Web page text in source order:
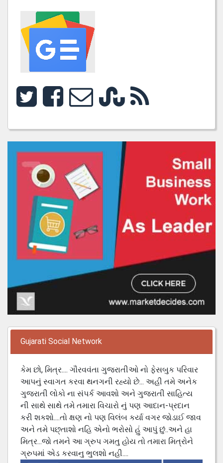
Gujarati Social Network
કેમ છો, મિત્ર.... ગૌરવવંતા ગુજરાતીઓ નો ફેસબુક પરિવાર
આપનું સ્વાગત કરવા થનગની રહ્યો છે... અહી તમે અનેક
ગુજરાતી લોકો ના સંપર્ક આવશો અને ગુજરાતી સાહિત્ય
ની સાથે સાથે તમે તમારા વિચારો નું પણ આદાન-પ્રદાન
કરી શકશો....તો ક્ષણ નો પણ વિલંબ કર્યા વગર જોડાઈ જાવ
અને તમે પછ્તાશો નહિ એનો ભરોસો હું આપું છું..અને હા
મિત્ર...જો તમને આ ગ્રુપ ગમતુ હોય તો તમારા મિત્રોને
ગ્રુપમાં એડ કરવાનુ ભુલશો નહી....